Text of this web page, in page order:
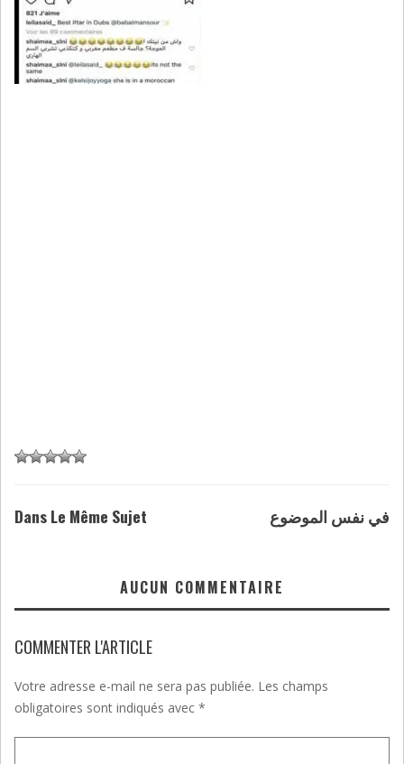
Dans Le Même Sujet في نفس الموضوع
AUCUN COMMENTAIRE
COMMENTER L'ARTICLE
Votre adresse e-mail ne sera pas publiée. Les champs
obligatoires sont indiqués avec *